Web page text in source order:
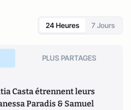
24 Heures 7 Jours
PLUS PARTAGES
Casta étrennent leurs
Paradis & Samuel